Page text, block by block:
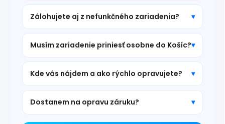
Zálohujete aj z nefunkčného zariadenia?
Musím zariadenie priniesť osobne do Košíc?
Kde vás nájdem a ako rýchlo opravujete?
Dostanem na opravu záruku?